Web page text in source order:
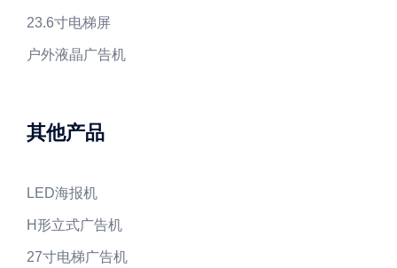
23.6寸电梯屏
户外液晶广告机
其他产品
LED海报机
H形立式广告机
27寸电梯广告机